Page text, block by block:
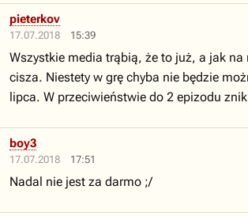
17.07.2018 15:39
pieterkov
Wszystkie media trąbią, że to już, a jak na
cisza. Niestety w grę chyba nie będzie
lipca. W przeciwieństwie do 2 epizodu
17.07.2018 17:51
boy3
Nadal nie jest za darmo ;/